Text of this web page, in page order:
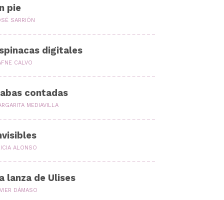
pie
SARRIÓN
digitales
CALVO
contadas
MEDIAVILLA
ALONSO
lanza de Ulises
DÁMASO